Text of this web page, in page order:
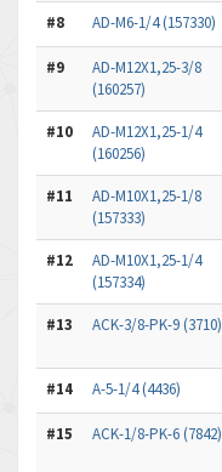
#8 AD-M6-1/4 (157330)
#9
AD-M12X1,25-3/8
(160257)
#10
AD-M12X1,25-1/4
(160256)
#11
AD-M10X1,25-1/8
(157333)
#12
AD-M10X1,25-1/4
(157334)
#13 ACK-3/8-PK-9 (3710)
#14 A-5-1/4 (4436)
#15 ACK-1/8-PK-6 (7842)